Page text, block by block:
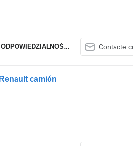
Contacte
camión